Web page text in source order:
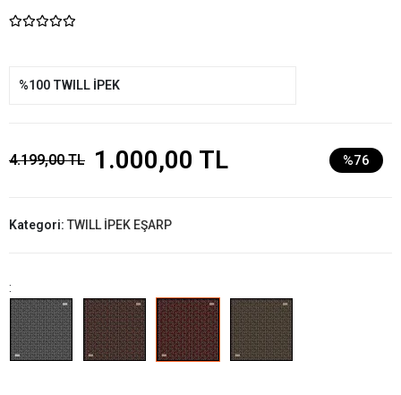
%100 TWILL İPEK
4.199,00 TL 1.000,00 TL %76
Kategori: TWILL İPEK EŞARP
: